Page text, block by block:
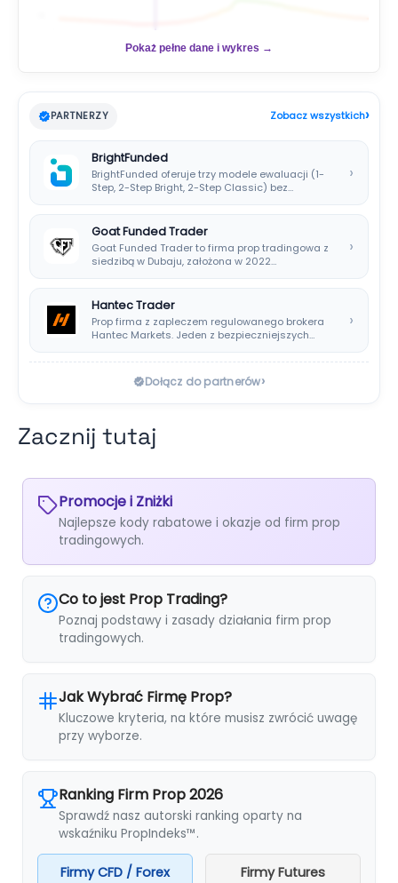
Pokaż pełne dane i wykres →
PARTNERZY Zobacz wszystkich›
BrightFunded
BrightFunded oferuje trzy modele ewaluacji (1-
Step, 2-Step Bright, 2-Step Classic) bez
›
Goat Funded Trader
Goat Funded Trader to firma prop tradingowa z
siedzibą w Dubaju, założona w 2022…
›
Hantec Trader
Prop firma z zapleczem regulowanego brokera
Hantec Markets. Jeden z bezpieczniejszych
›
Dołącz do partnerów›
Zacznij tutaj
Promocje i Zniżki
Najlepsze kody rabatowe i okazje od firm prop
tradingowych.
Co to jest Prop Trading?
Poznaj podstawy i zasady działania firm prop
tradingowych.
Jak Wybrać Firmę Prop?
Kluczowe kryteria, na które musisz zwrócić uwagę
przy wyborze.
Ranking Firm Prop 2026
Sprawdź nasz autorski ranking oparty na
wskaźniku PropIndeks™.
Firmy CFD / Forex Firmy Futures